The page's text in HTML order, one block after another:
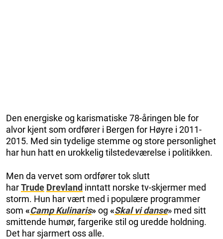
Den energiske og karismatiske 78-åringen ble for
alvor kjent som ordfører i Bergen for Høyre i 2011-
2015. Med sin tydelige stemme og store personlighet
har hun hatt en urokkelig tilstedeværelse i politikken.
Men da vervet som ordfører tok slutt
harTrude Drevland inntatt norske tv-skjermer med
storm. Hun har vært med i populære programmer
som «Camp Kulinaris»og «Skal vi danse» med sitt
smittende humør, fargerike stil og uredde holdning.
Det har sjarmert oss alle.